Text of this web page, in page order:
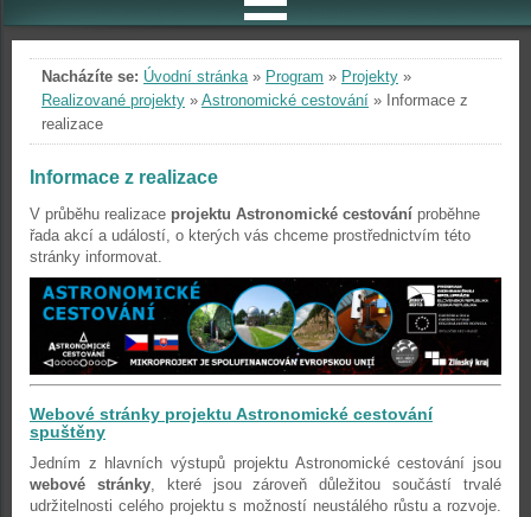
Nacházíte se: Úvodní stránka» Program » Projekty »
Realizované projekty » Astronomické cestování » Informace z
realizace
Informace z realizace
V průběhu realizace projektu Astronomické cestování proběhne
řada akcí a událostí, o kterých vás chceme prostřednictvím této
stránky informovat.
Webové stránky projektu Astronomické cestování
spuštěny
Jedním z hlavních výstupů projektu Astronomické cestování jsou
webové stránky, které jsou zároveň důležitou součástí trvalé
udržitelnosti celého projektu s možností neustálého růstu a rozvoje.